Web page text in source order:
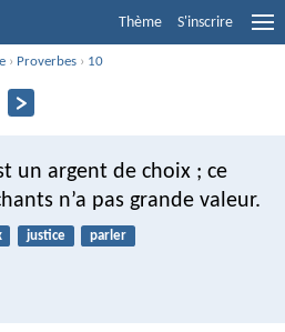
Thème S'inscrire
› Proverbes › 10
un argent de choix ; ce
n’a pas grande valeur.
justice parler